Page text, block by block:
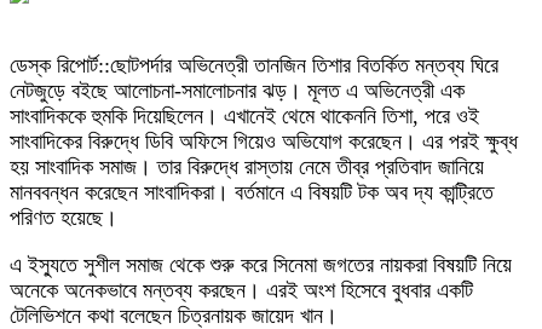
ডেস্ক রিপোর্ট::ছোটপর্দার অভিনেত্রী তানজিন তিশার বিতর্কিত মন্তব্য ঘিরে
নেটজুড়ে বইছে আলোচনা-সমালোচনার ঝড়। মূলত এ অভিনেত্রী এক
সাংবাদিককে হুমকি দিয়েছিলেন। এখানেই থেমে থাকেননি তিশা, পরে ওই
সাংবাদিকের বিরুদ্ধে ডিবি অফিসে গিয়েও অভিযোগ করেছেন। এর পরই ক্ষুব্ধ
হয় সাংবাদিক সমাজ। তার বিরুদ্ধে রাস্তায় নেমে তীব্র প্রতিবাদ জানিয়ে
মানববন্ধন করেছেন সাংবাদিকরা। বর্তমানে এ বিষয়টি টক অব দ্য কান্ট্রিতে
পরিণত হয়েছে।
এ ইস্যুতে সুশীল সমাজ থেকে শুরু করে সিনেমা জগতের নায়করা বিষয়টি নিয়ে
অনেকে অনেকভাবে মন্তব্য করছেন। এরই অংশ হিসেবে বুধবার একটি
টেলিভিশনে কথা বলেছেন চিত্রনায়ক জায়েদ খান।